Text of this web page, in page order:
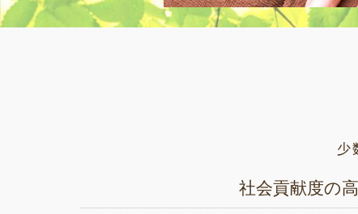
少
社会貢献度の